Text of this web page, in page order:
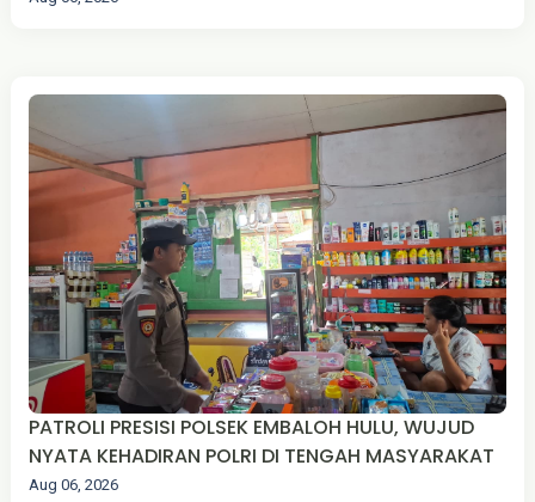
PATROLI PRESISI POLSEK EMBALOH HULU, WUJUD
NYATA KEHADIRAN POLRI DI TENGAH MASYARAKAT
Aug 06, 2026